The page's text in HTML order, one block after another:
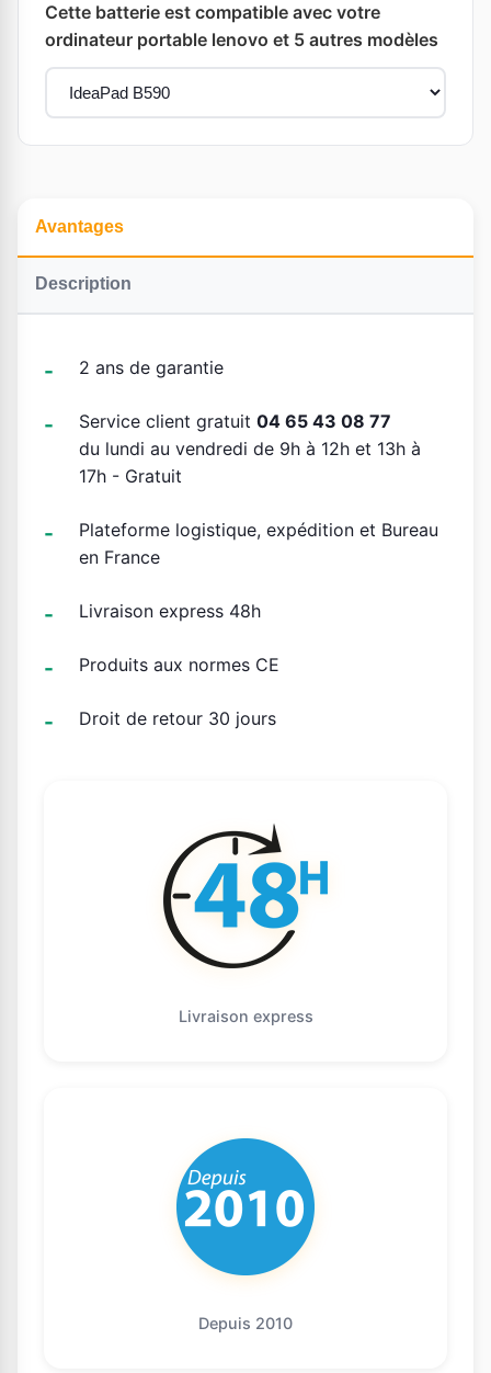
Cette batterie est compatible avec votre
ordinateur portable lenovo et 5 autres modèles
Avantages
Description
2 ans de garantie
Service client gratuit 04 65 43 08 77
du lundi au vendredi de 9h à 12h et 13h à
17h - Gratuit
Plateforme logistique, expédition et Bureau
en France
Livraison express 48h
Produits aux normes CE
Droit de retour 30 jours
Livraison express
Depuis 2010